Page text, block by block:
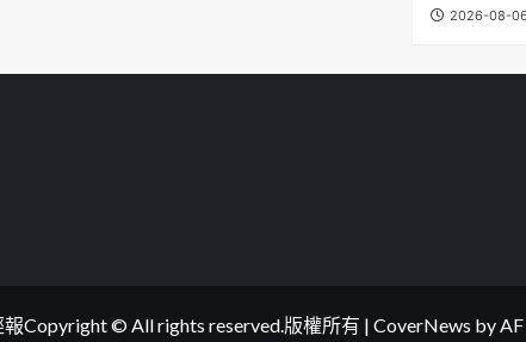
2026-08-06
報Copyright © All rights reserved.版權所有 | CoverNews by